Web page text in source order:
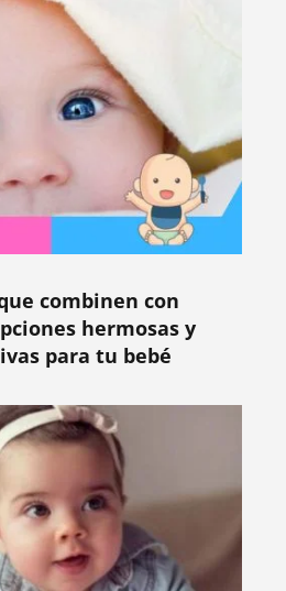
combinen con
hermosas y
para tu bebé